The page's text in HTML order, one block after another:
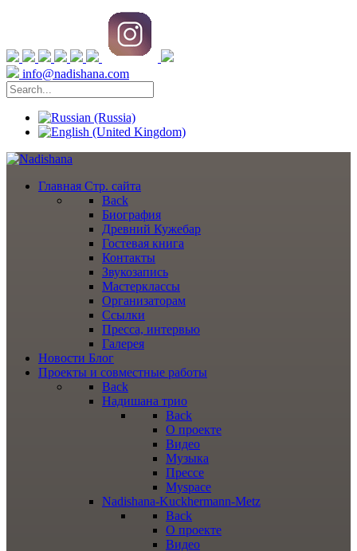
info@nadishana.com
Главная Стр. сайта
Back
Биография
Древний Кужебар
Гостевая книга
Контакты
Звукозапись
Мастерклассы
Организаторам
Ссылки
Пресса, интервью
Галерея
Новости Блог
Проекты и совместные работы
Back
Надишана трио
Back
О проекте
Видео
Музыка
Прессе
Myspace
Nadishana-Kuckhermann-Metz
Back
О проекте
Видео